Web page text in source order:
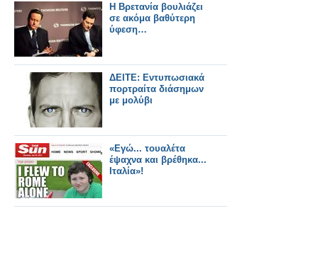
Η Βρετανία βουλιάζει
σε ακόμα βαθύτερη
ύφεση…
ΔΕΙΤΕ: Εντυπωσιακά
πορτραίτα διάσημων
με μολύβι
«Εγώ... τουαλέτα
έψαχνα και βρέθηκα...
Ιταλία»!